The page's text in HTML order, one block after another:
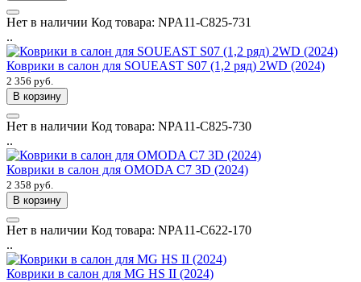
Нет в наличии Код товара: NPA11-C825-731
..
Коврики в салон для SOUEAST S07 (1,2 ряд) 2WD (2024)
2 356 руб.
В корзину
Нет в наличии Код товара: NPA11-C825-730
..
Коврики в салон для OMODA C7 3D (2024)
2 358 руб.
В корзину
Нет в наличии Код товара: NPA11-C622-170
..
Коврики в салон для MG HS II (2024)